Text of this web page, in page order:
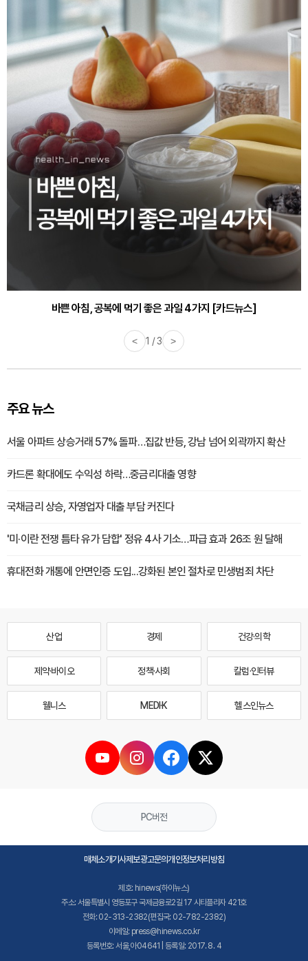
바쁜 아침, 공복에 먹기 좋은 과일 4가지 [카드뉴스]
< 1 / 3 >
주요 뉴스
서울 아파트 상승거래 57% 돌파…집값 반등, 강남 넘어 외곽까지 확산
카드론 확대에도 수익성 하락…중금리대출 영향
국채금리 상승, 자영업자 대출 부담 커진다
'미·이란 전쟁 틈타 유가 담합' 정유 4사 기소…파급 효과 26조 원 달해
휴대전화 개통에 안면인증 도입...강화된 본인 절차로 민생범죄 차단
산업 경제 건강·의학
제약·바이오 정책·사회 칼럼·인터뷰
웰니스 MEDI·K 헬스인뉴스
PC버전
매체소개기사제보광고문의개인정보처리방침
제호: hinews(하이뉴스)
주소: 서울특별시 영등포구 국제금융로2길 17 시티플라자 421호
전화: 02-313-2382(편집국: 02-782-2382)
이메일: press@hinews.co.kr
등록번호: 서울,아04641 | 등록일: 2017. 8. 4